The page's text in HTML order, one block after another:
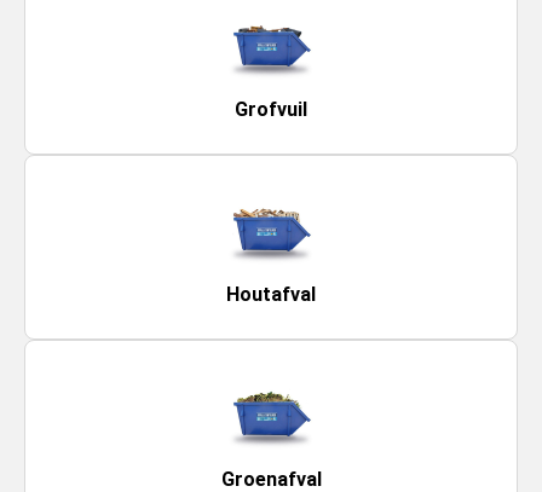
Grofvuil
Houtafval
Groenafval